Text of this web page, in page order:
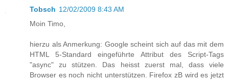
Tobsch 12/02/2009 8:43 AM
Moin Timo,
hierzu als Anmerkung: Google scheint sich auf das mit dem
HTML 5-Standard eingeführte Attribut des Script-Tags
"async" zu stützen. Das heisst zuerst mal, dass viele
Browser es noch nicht unterstützen. Firefox zB wird es jetzt